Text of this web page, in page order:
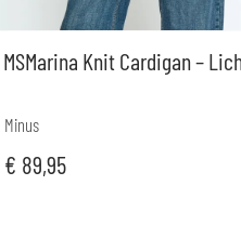
MSMarina Knit Cardigan –
Minus
€ 89,95